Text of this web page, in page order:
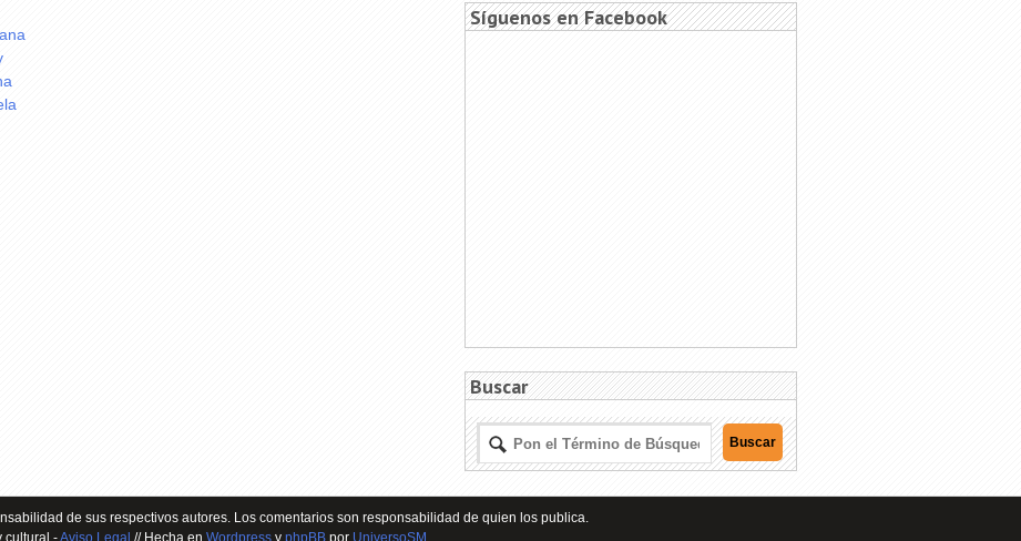
Síguenos en Facebook
Buscar
de sus respectivos autores. Los comentarios son responsabilidad de quien los publica.
cultural -Aviso Legal // Hecha en Wordpress y phpBB por UniversoSM